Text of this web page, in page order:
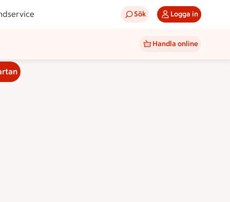
Sök Logga in
Handla online